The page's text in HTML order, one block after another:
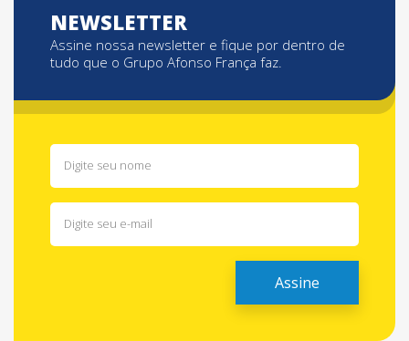
NEWSLETTER
Assine nossa newsletter e fique por dentro de
tudo que o Grupo Afonso França faz.